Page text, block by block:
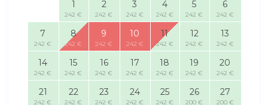
1
242 €
2
242 €
3
242 €
4
242 €
5
242 €
6
242 €
7
242 €
8
242 €
9
242 €
10
242 €
11
242 €
12
242 €
13
242 €
14
242 €
15
242 €
16
242 €
17
242 €
18
242 €
19
242 €
20
242 €
21
242 €
22
242 €
23
242 €
24
242 €
25
242 €
26
200 €
27
200 €